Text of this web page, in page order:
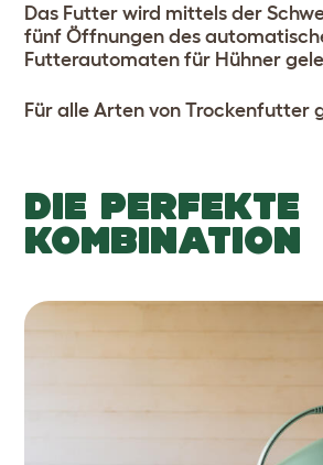
Das Futter wird mittels der
fünf Öffnungen des
Futterautomaten für Hühner
Für alle Arten von Trockenfutter
DIE PERFEKTE
KOMBINATION